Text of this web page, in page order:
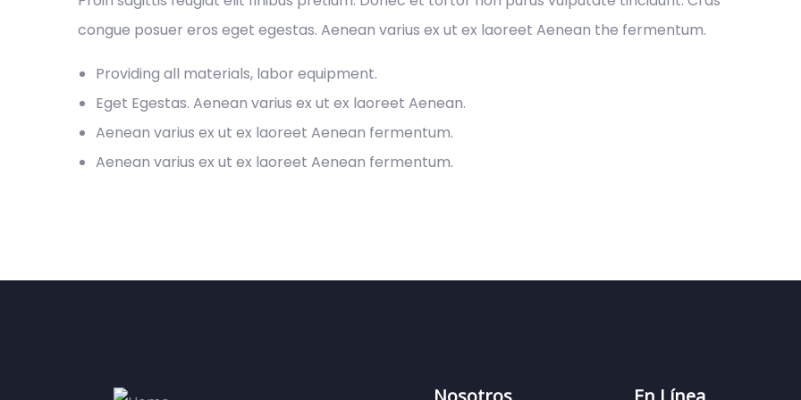
congue posuer eros eget egestas. Aenean varius ex ut ex laoreet Aenean the fermentum.
Providing all materials, labor equipment.
Eget Egestas. Aenean varius ex ut ex laoreet Aenean.
Aenean varius ex ut ex laoreet Aenean fermentum.
Aenean varius ex ut ex laoreet Aenean fermentum.